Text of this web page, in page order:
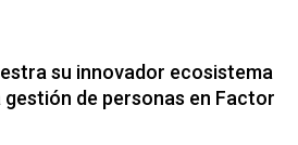
su innovador ecosistema
de personas en Factor